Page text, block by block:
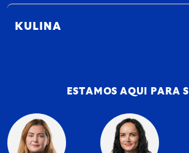
KULINA
ESTAMOS AQUI PARA SI